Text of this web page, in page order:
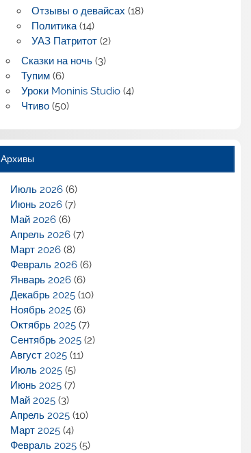
Отзывы о девайсах (18)
Политика(14)
УАЗ Патритот(2)
Сказки на ночь(3)
Тупим(6)
Уроки Moninis Studio(4)
Чтиво(50)
Архивы
Июль 2026 (6)
Июнь 2026 (7)
Май 2026 (6)
Апрель 2026 (7)
Март 2026 (8)
Февраль 2026 (6)
Январь 2026 (6)
Декабрь 2025 (10)
Ноябрь 2025 (6)
Октябрь 2025 (7)
Сентябрь 2025 (2)
Август 2025 (11)
Июль 2025 (5)
Июнь 2025 (7)
Май 2025 (3)
Апрель 2025 (10)
Март 2025 (4)
Февраль 2025 (5)